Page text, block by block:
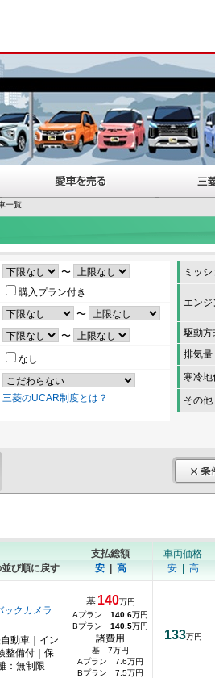
一覧
〜
購入プラン付き
〜
〜
なし
三菱のUCAR制度とは？
ミッシ
エンジ
駆動方
排気量
寒冷地
その他
び順に戻す
支払総額
安| 高
車両価格
安| 高
ックカメラ
動車｜イン
整備付｜保
：無制限
基 140万円
Aプラン 140.6万円
Bプラン 140.5万円
諸費用
基 7万円
Aプラン 7.6万円
Bプラン 7.5万円
133万円